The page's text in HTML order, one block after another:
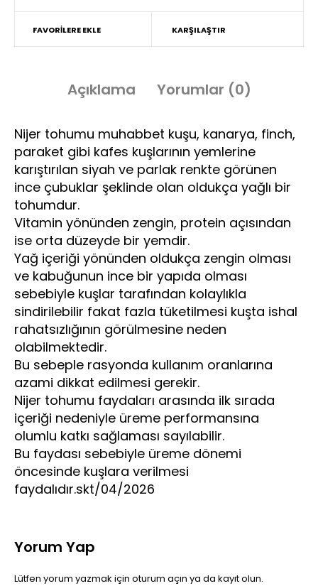
FAVORİLERE EKLE KARŞILAŞTIR
Açıklama Yorumlar (0)
Nijer tohumu muhabbet kuşu, kanarya, finch,
paraket gibi kafes kuşlarının yemlerine
karıştırılan siyah ve parlak renkte görünen
ince çubuklar şeklinde olan oldukça yağlı bir
tohumdur.
Vitamin yönünden zengin, protein açısından
ise orta düzeyde bir yemdir.
Yağ içeriği yönünden oldukça zengin olması
ve kabuğunun ince bir yapıda olması
sebebiyle kuşlar tarafından kolaylıkla
sindirilebilir fakat fazla tüketilmesi kuşta ishal
rahatsızlığının görülmesine neden
olabilmektedir.
Bu sebeple rasyonda kullanım oranlarına
azami dikkat edilmesi gerekir.
Nijer tohumu faydaları arasında ilk sırada
içeriği nedeniyle üreme performansına
olumlu katkı sağlaması sayılabilir.
Bu faydası sebebiyle üreme dönemi
öncesinde kuşlara verilmesi
faydalıdır.skt/04/2026
Yorum Yap
Lütfen yorum yazmak için oturum açın ya da kayıt olun.